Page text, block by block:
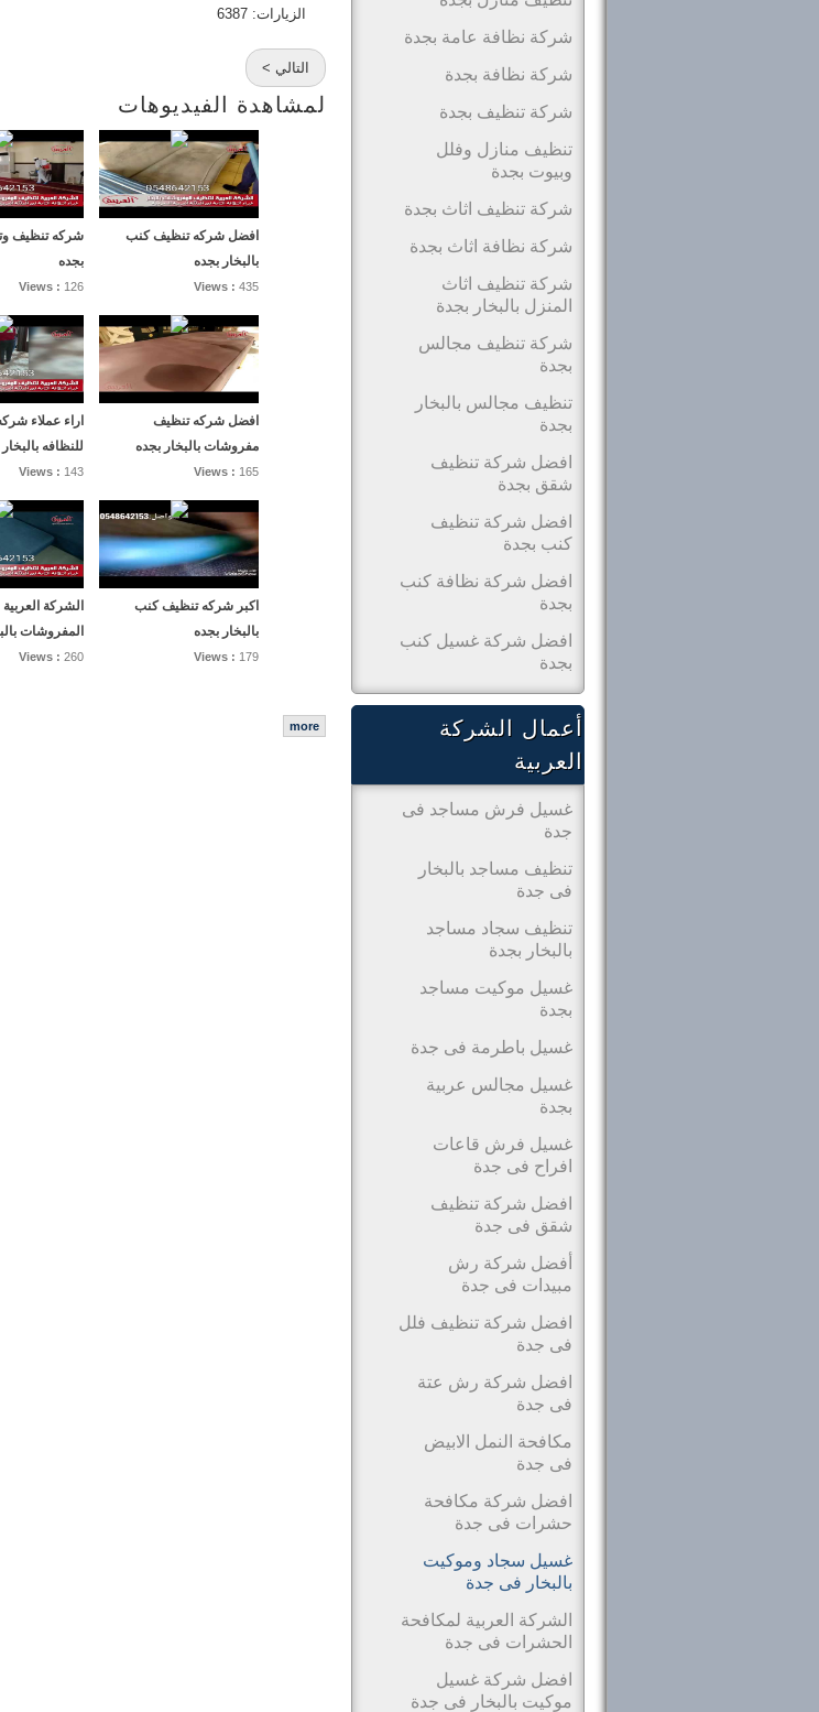
الزيارات: 6387
التالي >
لمشاهدة الفيديوهات
شركه تنظيف
بجده
Views : 126
افضل شركه تنظيف كنب
بالبخار بجده
Views : 435
اراء عملاء
للنظافه
Views : 143
افضل شركه تنظيف
مفروشات بالبخار بجده
Views : 165
الشركة
المفروشات
Views : 260
اكبر شركه تنظيف كنب
بالبخار بجده
Views : 179
more
شركة نظافة عامة بجدة
شركة نظافة بجدة
شركة تنظيف بجدة
تنظيف منازل وفلل
وبيوت بجدة
شركة تنظيف اثاث بجدة
شركة نظافة اثاث بجدة
شركة تنظيف اثاث
المنزل بالبخار بجدة
شركة تنظيف مجالس
بجدة
تنظيف مجالس بالبخار
بجدة
افضل شركة تنظيف
شقق بجدة
افضل شركة تنظيف
كنب بجدة
افضل شركة نظافة كنب
بجدة
افضل شركة غسيل كنب
بجدة
أعمال الشركة
العربية
غسيل فرش مساجد فى
جدة
تنظيف مساجد بالبخار
فى جدة
تنظيف سجاد مساجد
بالبخار بجدة
غسيل موكيت مساجد
بجدة
غسيل باطرمة فى جدة
غسيل مجالس عربية
بجدة
غسيل فرش قاعات
افراح فى جدة
افضل شركة تنظيف
شقق فى جدة
أفضل شركة رش
مبيدات فى جدة
افضل شركة تنظيف فلل
فى جدة
افضل شركة رش عتة
فى جدة
مكافحة النمل الابيض
فى جدة
افضل شركة مكافحة
حشرات فى جدة
غسيل سجاد وموكيت
بالبخار فى جدة
الشركة العربية لمكافحة
الحشرات فى جدة
افضل شركة غسيل
موكيت بالبخار فى جدة